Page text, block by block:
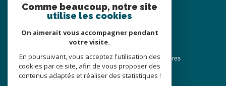
© 2022 Tous droits réservés
Traduction powered by Google Nos honoraires
Plan du site Nos honoraires
Comme beaucoup, notre site
utilise les cookies
On aimerait vous accompagner pendant
votre visite.
En poursuivant, vous acceptez l'utilisation des
cookies par ce site, afin de vous proposer des
contenus adaptés et réaliser des statistiques !